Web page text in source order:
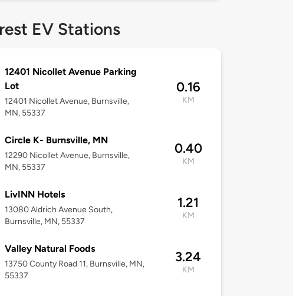
EV Stations
12401 Nicollet Avenue Parking
Lot
12401 Nicollet Avenue, Burnsville,
MN, 55337
0.16
KM
Circle K- Burnsville, MN
12290 Nicollet Avenue, Burnsville,
MN, 55337
0.40
KM
LivINN Hotels
13080 Aldrich Avenue South,
Burnsville, MN, 55337
1.21
KM
Valley Natural Foods
13750 County Road 11, Burnsville, MN,
55337
3.24
KM